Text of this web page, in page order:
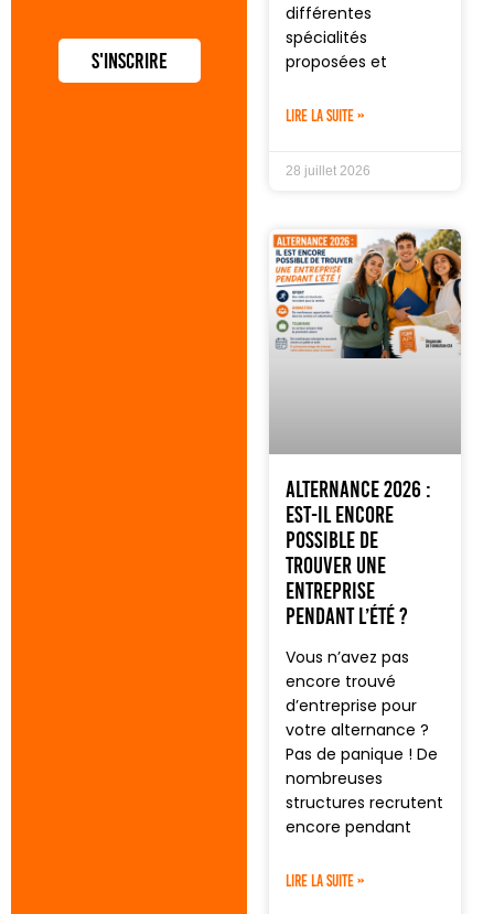
S'inscrire
différentes
spécialités
proposées et
LIRE LA SUITE »
28 juillet 2026
Alternance 2026 :
est-il encore
possible de
trouver une
entreprise
pendant l’été ?
Vous n’avez pas
encore trouvé
d’entreprise pour
votre alternance ?
Pas de panique ! De
nombreuses
structures recrutent
encore pendant
LIRE LA SUITE »